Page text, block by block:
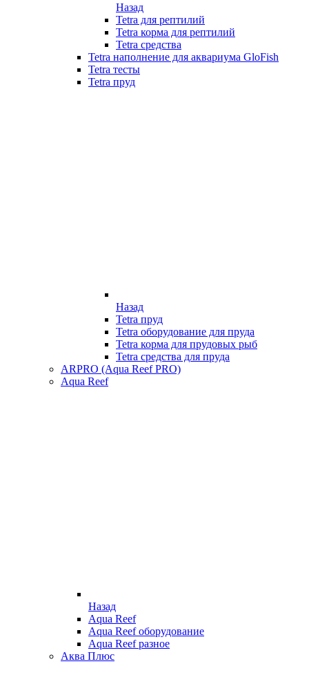
Назад
Tetra для рептилий
Tetra корма для рептилий
Tetra средства
Tetra наполнение для аквариума GloFish
Tetra тесты
Tetra пруд
Назад
Tetra пруд
Tetra оборудование для пруда
Tetra корма для прудовых рыб
Tetra средства для пруда
ARPRO (Aqua Reef PRO)
Aqua Reef
Назад
Aqua Reef
Aqua Reef оборудование
Aqua Reef разное
Аква Плюс